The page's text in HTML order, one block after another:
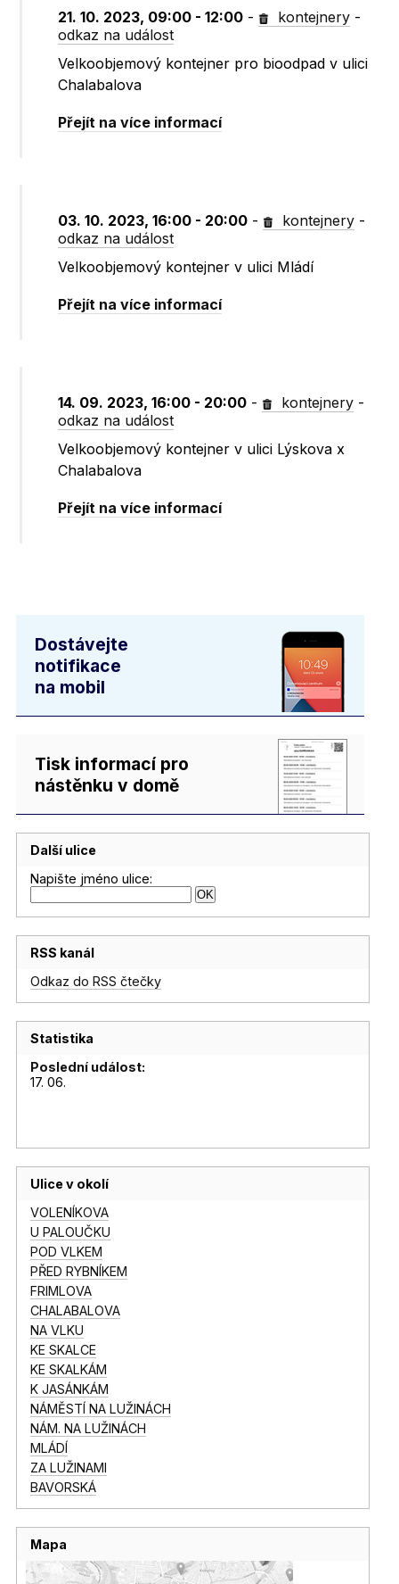
21. 10. 2023, 09:00 - 12:00 - kontejnery -
odkaz na událost
Velkoobjemový kontejner pro bioodpad v ulici
Chalabalova
Přejít na více informací
03. 10. 2023, 16:00 - 20:00 - kontejnery -
odkaz na událost
Velkoobjemový kontejner v ulici Mládí
Přejít na více informací
14. 09. 2023, 16:00 - 20:00 - kontejnery -
odkaz na událost
Velkoobjemový kontejner v ulici Lýskova x
Chalabalova
Přejít na více informací
Dostávejte
notifikace
na mobil
Tisk informací pro
nástěnku v domě
Další ulice
Napište jméno ulice:
RSS kanál
Odkaz do RSS čtečky
Statistika
Poslední událost:
17. 06.
Ulice v okolí
VOLENÍKOVA
U PALOUČKU
POD VLKEM
PŘED RYBNÍKEM
FRIMLOVA
CHALABALOVA
NA VLKU
KE SKALCE
KE SKALKÁM
K JASÁNKÁM
NÁMĚSTÍ NA LUŽINÁCH
NÁM. NA LUŽINÁCH
MLÁDÍ
ZA LUŽINAMI
BAVORSKÁ
Mapa